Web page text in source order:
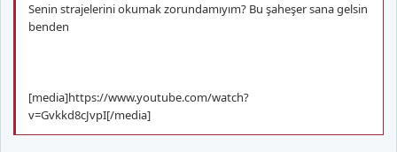
Senin strajelerini okumak zorundamıyım? Bu şaheşer sana gelsin
benden
[media]https://www.youtube.com/watch?
v=Gvkkd8cJvpI[/media]